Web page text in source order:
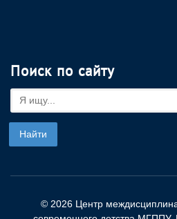
Поиск по сайту
© 2026 Центр